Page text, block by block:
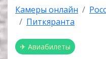
Камеры онлайн
Питкяранта
✈ Авиабилеты